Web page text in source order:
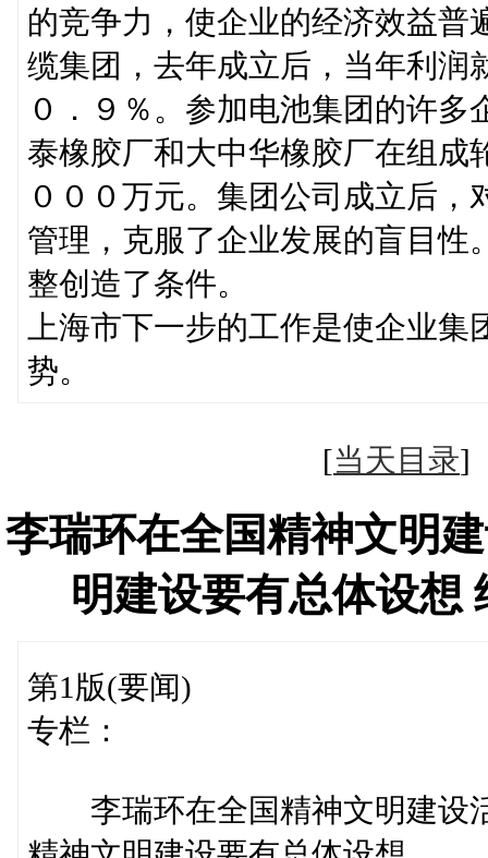
的竞争力，使企业的经济效益普
缆集团，去年成立后，当年利润
０．９％。参加电池集团的许
泰橡胶厂和大中华橡胶厂在组成
０００万元。集团公司成立后
管理，克服了企业发展的盲目性
整创造了条件。
上海市下一步的工作是使企业
势。
[当天目录
李瑞环在全国精神文明
明建设要有总体设想
第1版(要闻)
专栏：
李瑞环在全国精神文明建设